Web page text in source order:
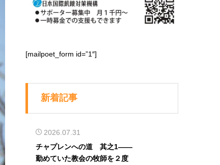
[mailpoet_form id=”1″]
新着記事
2026.07.31
チャプレンへの道 其之1――
勤めていた教会の牧師を２度